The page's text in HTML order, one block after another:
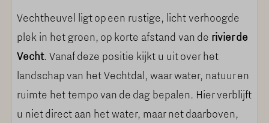
BINNEN AAN DE VECHT
Aangenaam binnenklimaat
Energiezuinig verwarmingssysteem
Vechtheuvel ligt op een rustige, licht verhoogde
plek in het groen, op korte afstand van de rivier de
Vecht. Vanaf deze positie kijkt u uit over het
landschap van het Vechtdal, waar water, natuur en
ruimte het tempo van de dag bepalen. Hier verblijft
u niet direct aan het water, maar net daarboven,